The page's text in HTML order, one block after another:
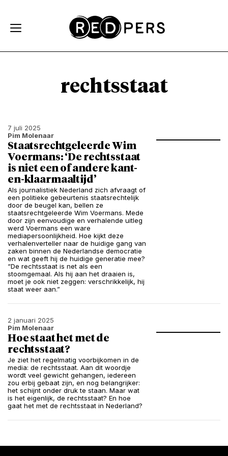
rechtsstaat
7 juli 2025
Pim Molenaar
Staatsrechtgeleerde Wim
Voermans: ‘De rechtsstaat
is niet een of andere kant-
en-klaarmaaltijd’
Als journalistiek Nederland zich afvraagt of
een politieke gebeurtenis staatsrechtelijk
door de beugel kan, bellen ze
staatsrechtgeleerde Wim Voermans. Mede
door zijn eenvoudige en verhalende uitleg
werd Voermans een ware
mediapersoonlijkheid. Hoe kijkt deze
verhalenverteller naar de huidige gang van
zaken binnen de Nederlandse democratie
en wat geeft hij de huidige generatie mee?
“De rechtsstaat is net als een
stoomgemaal. Als hij aan het draaien is,
moet je ook niet zeggen: verschrikkelijk, hij
staat weer aan.”
2 januari 2025
Pim Molenaar
Hoe staat het met de
rechtsstaat?
Je ziet het regelmatig voorbijkomen in de
media: de rechtsstaat. Aan dit woordje
wordt veel gewicht gehangen, iedereen
zou erbij gebaat zijn, en nog belangrijker:
het schijnt onder druk te staan. Maar wat
is het eigenlijk, de rechtsstaat? En hoe
gaat het met de rechtsstaat in Nederland?